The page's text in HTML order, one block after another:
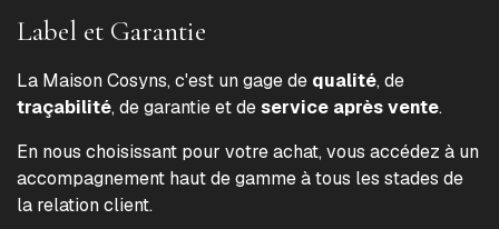
Label et Garantie
La Maison Cosyns, c'est un gage de qualité, de
traçabilité, de garantie et deservice après vente.
En nous choisissant pour votre achat, vous accédez à un
accompagnement haut de gamme à tous les stades de
la relation client.